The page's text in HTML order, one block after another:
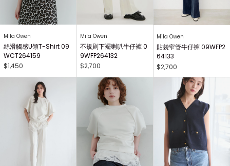
Mila Owen
絲滑觸感U領T-Shirt 09
WCT264159
$1,450
Mila Owen
不規則下襬喇叭牛仔褲 0
9WFP264132
$2,700
Mila Owen
貼袋窄管牛仔褲 09WFP2
64133
$2,700